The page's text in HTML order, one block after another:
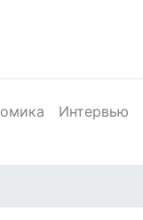
Интервью